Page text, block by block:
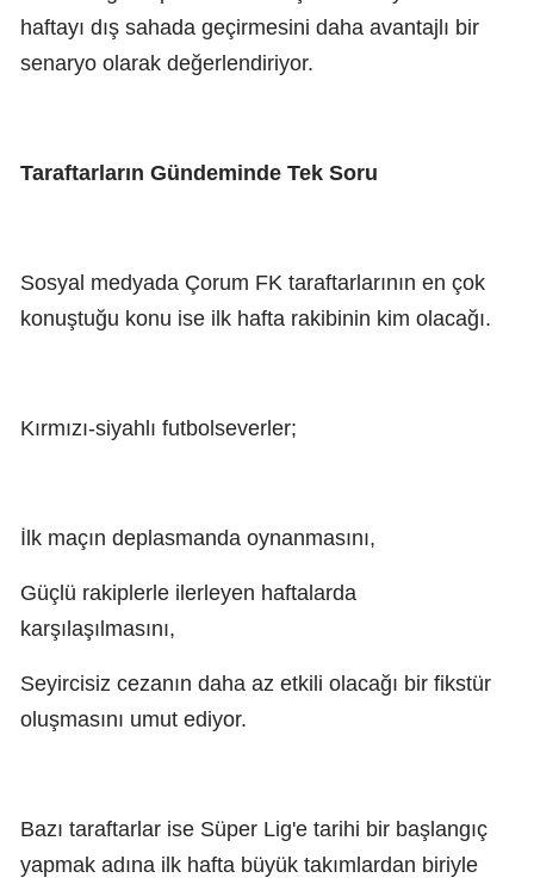
haftayı dış sahada geçirmesini daha avantajlı bir
senaryo olarak değerlendiriyor.
Taraftarların Gündeminde Tek Soru
Sosyal medyada Çorum FK taraftarlarının en çok
konuştuğu konu ise ilk hafta rakibinin kim olacağı.
Kırmızı-siyahlı futbolseverler;
İlk maçın deplasmanda oynanmasını,
Güçlü rakiplerle ilerleyen haftalarda
karşılaşılmasını,
Seyircisiz cezanın daha az etkili olacağı bir fikstür
oluşmasını umut ediyor.
Bazı taraftarlar ise Süper Lig'e tarihi bir başlangıç
yapmak adına ilk hafta büyük takımlardan biriyle